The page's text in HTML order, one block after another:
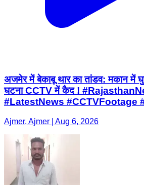
अजमेर में बेकाबू थार का तांडव: मकान में
घटना CCTV में कैद !
#LatestNews #CCTVFootage
Ajmer, Ajmer | Aug 6, 2026